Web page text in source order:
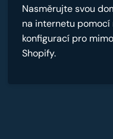
Nasměrujte svou
na internetu
konfigurací pro
Shopify.